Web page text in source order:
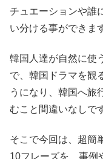
チュエーションや誰
い分ける事ができま
韓国人達が自然に使
で、韓国ドラマを観
うになり、韓国へ旅
むこと間違いなしで
そこで今回は、超簡
10フレーズを、事例